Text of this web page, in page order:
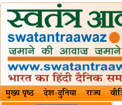
मुख्य पृष्ठ देश-दुनिया राज्य